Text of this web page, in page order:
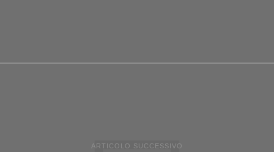
ARTICOLO SUCCESSIVO